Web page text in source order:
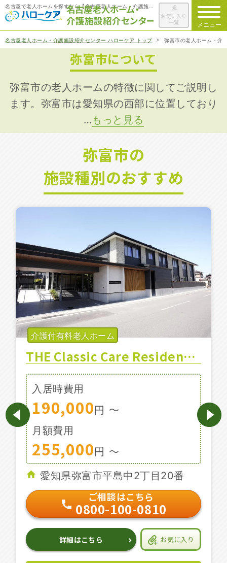
メニュー
お気に入り
一覧
ハローケアについて
老人ホームを検索する
ポイント
流れ
会社概要
お役立ち情報
施設特集一覧
ブログ一覧
お気に入り一覧
名古屋老人ホーム・介護施設紹介センター ハローケア トップ 弥富市の老人ホーム・介
弥富市について
弥富市の老人ホームの特徴に関してご説明し
ます。弥富市は愛知県の西部に位置しており
…もっと見る
弥富市の
施設種別のおすすめ
介護付有料老人ホーム
THE Classic Care Residence 弥冨
入居時費用
190,000円 〜
月額費用
255,000円 〜
愛知県弥富市平島中2丁目20番
ご相談はこちら
0800-100-0810
詳細はこちら お気に入り